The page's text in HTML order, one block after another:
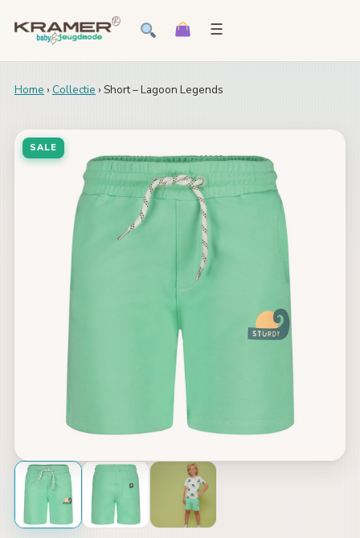
☰
Home › Collectie › Short – Lagoon Legends
SALE